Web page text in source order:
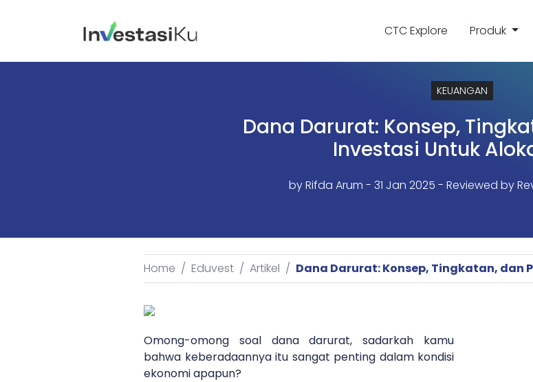
CTC Explore Produk
KEUANGAN
Dana Darurat: Konsep,
Investasi Untuk
byRifda Arum - 31 Jan 2025 - Reviewed by
Home Eduvest Artikel Dana Darurat: Konsep, Tingkatan, dan
Omong-omong soal dana darurat, sadarkah kamu
bahwa keberadaannya itu sangat penting dalam kondisi
ekonomi apapun?